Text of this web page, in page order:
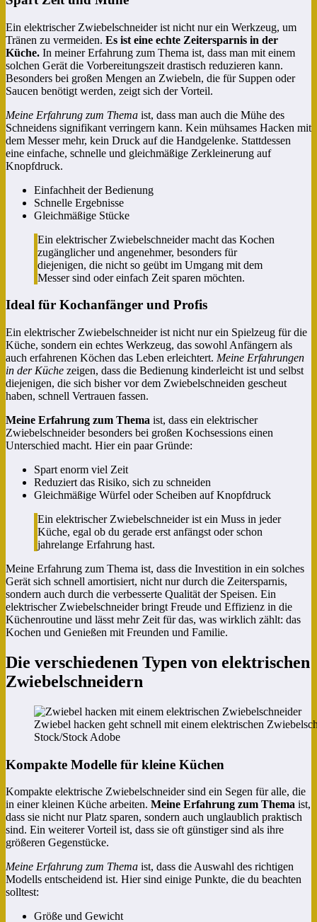
Ein elektrischer Zwiebelschneider ist nicht nur ein Werkzeug, um
Tränen zu vermeiden. Es ist eine echte Zeitersparnis in der
Küche. In meiner Erfahrung zum Thema ist, dass man mit einem
solchen Gerät die Vorbereitungszeit drastisch reduzieren kann.
Besonders bei großen Mengen an Zwiebeln, die für Suppen oder
Saucen benötigt werden, zeigt sich der Vorteil.
Meine Erfahrung zum Thema ist, dass man auch die Mühe des
Schneidens signifikant verringern kann. Kein mühsames Hacken mit
dem Messer mehr, kein Druck auf die Handgelenke. Stattdessen
eine einfache, schnelle und gleichmäßige Zerkleinerung auf
Knopfdruck.
Einfachheit der Bedienung
Schnelle Ergebnisse
Gleichmäßige Stücke
Ein elektrischer Zwiebelschneider macht das Kochen
zugänglicher und angenehmer, besonders für
diejenigen, die nicht so geübt im Umgang mit dem
Messer sind oder einfach Zeit sparen möchten.
Ideal für Kochanfänger und Profis
Ein elektrischer Zwiebelschneider ist nicht nur ein Spielzeug für die
Küche, sondern ein echtes Werkzeug, das sowohl Anfängern als
auch erfahrenen Köchen das Leben erleichtert. Meine Erfahrungen
in der Küche zeigen, dass die Bedienung kinderleicht ist und selbst
diejenigen, die sich bisher vor dem Zwiebelschneiden gescheut
haben, schnell Vertrauen fassen.
Meine Erfahrung zum Thema ist, dass ein elektrischer
Zwiebelschneider besonders bei großen Kochsessions einen
Unterschied macht. Hier ein paar Gründe:
Spart enorm viel Zeit
Reduziert das Risiko, sich zu schneiden
Gleichmäßige Würfel oder Scheiben auf Knopfdruck
Ein elektrischer Zwiebelschneider ist ein Muss in jeder
Küche, egal ob du gerade erst anfängst oder schon
jahrelange Erfahrung hast.
Meine Erfahrung zum Thema ist, dass die Investition in ein solches
Gerät sich schnell amortisiert, nicht nur durch die Zeitersparnis,
sondern auch durch die verbesserte Qualität der Speisen. Ein
elektrischer Zwiebelschneider bringt Freude und Effizienz in die
Küchenroutine und lässt mehr Zeit für das, was wirklich zählt: das
Kochen und Genießen mit Freunden und Familie.
Die verschiedenen Typen von elektrischen
Zwiebelschneidern
Zwiebel hacken geht schnell mit einem elektrischen
Stock/Stock Adobe
Kompakte Modelle für kleine Küchen
Kompakte elektrische Zwiebelschneider sind ein Segen für alle, die
in einer kleinen Küche arbeiten. Meine Erfahrung zum Thema ist,
dass sie nicht nur Platz sparen, sondern auch unglaublich praktisch
sind. Ein weiterer Vorteil ist, dass sie oft günstiger sind als ihre
größeren Gegenstücke.
Meine Erfahrung zum Thema ist, dass die Auswahl des richtigen
Modells entscheidend ist. Hier sind einige Punkte, die du beachten
solltest:
Größe und Gewicht